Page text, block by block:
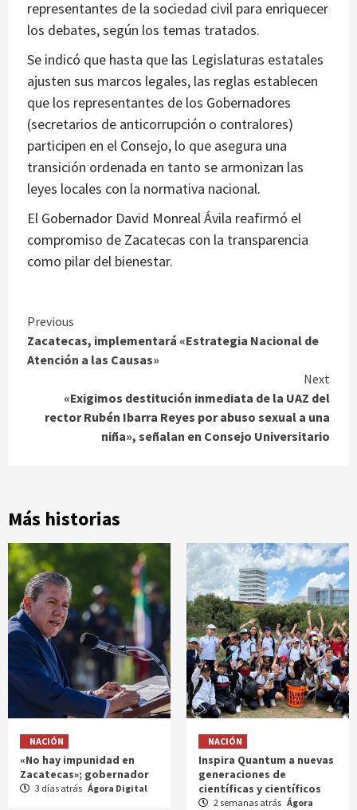
representantes de la sociedad civil para enriquecer
los debates, según los temas tratados.
Se indicó que hasta que las Legislaturas estatales
ajusten sus marcos legales, las reglas establecen
que los representantes de los Gobernadores
(secretarios de anticorrupción o contralores)
participen en el Consejo, lo que asegura una
transición ordenada en tanto se armonizan las
leyes locales con la normativa nacional.
El Gobernador David Monreal Ávila reafirmó el
compromiso de Zacatecas con la transparencia
como pilar del bienestar.
Continue
Reading
Previous
Zacatecas, implementará «Estrategia Nacional de
Atención a las Causas»
Next
«Exigimos destitución inmediata de la UAZ del
rector Rubén Ibarra Reyes por abuso sexual a una
niña», señalan en Consejo Universitario
Más historias
NACIÓN
«No hay impunidad en
Zacatecas»; gobernador
3 días atrás Ágora Digital
NACIÓN
Inspira Quantum a nuevas
generaciones de
científicas y científicos
2 semanas atrás Ágora